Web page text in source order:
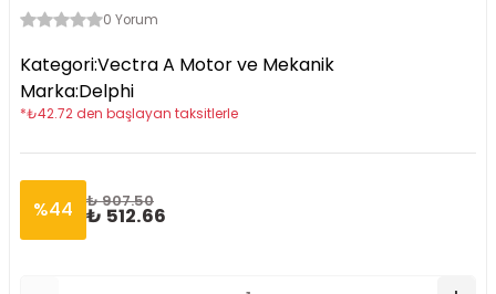
0 Yorum
Kategori:Vectra A Motor ve Mekanik
Marka:Delphi
*₺42.72 den başlayan taksitlerle
%44 ₺ 907.50
₺ 512.66